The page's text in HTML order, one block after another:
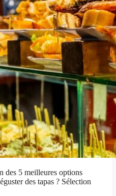
des 5 meilleures options
des tapas ? Sélection